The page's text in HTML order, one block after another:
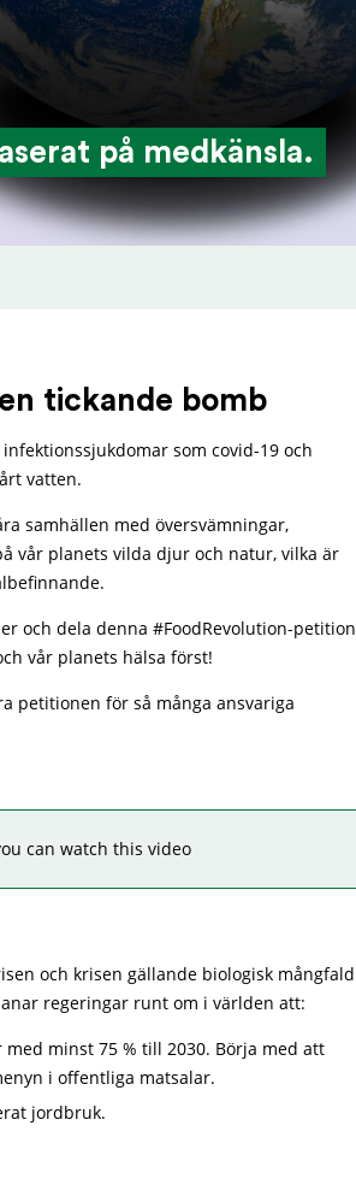
på medkänsla.
tickande bomb
som covid-19 och
vatten.
samhällen med översvämningar,
vår planets vilda djur och natur, vilka är
och dela denna #FoodRevolution-petition
vår planets hälsa först!
petitionen för så många ansvariga
can watch this video
och krisen gällande biologisk mångfald
regeringar runt om i världen att:
minst 75 % till 2030. Börja med att
i offentliga matsalar.
jordbruk.